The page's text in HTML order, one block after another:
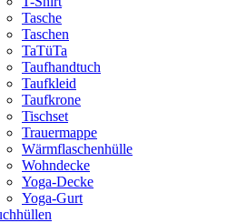
Tasche
Taschen
TaTüTa
Taufhandtuch
Taufkleid
Taufkrone
Tischset
Trauermappe
Wärmflaschenhülle
Wohndecke
Yoga-Decke
Yoga-Gurt